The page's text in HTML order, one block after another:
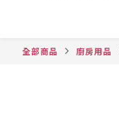
全部商品 廚房用品